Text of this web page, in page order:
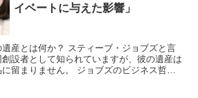
イベートに与えた影響」
産とは何か？ スティーブ・ジョブズと言
設者として知られていますが、彼の遺産は
留まりません。 ジョブズのビジネス哲